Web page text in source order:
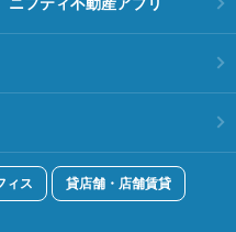
ィス 貸店舗・店舗賃貸